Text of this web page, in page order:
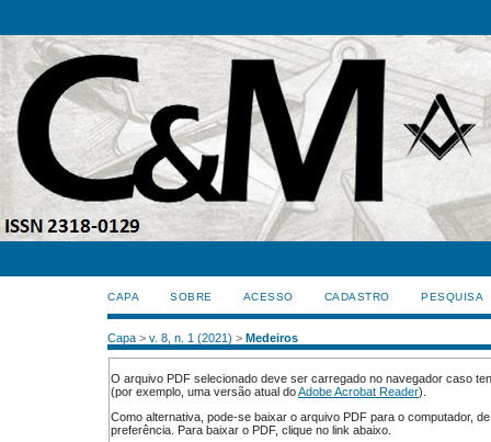
CAPA SOBRE ACESSO CADASTRO PESQUISA
Capa > v. 8, n. 1 (2021) > Medeiros
O arquivo PDF selecionado deve ser carregado no navegador caso
(por exemplo, uma versão atual doAdobe Acrobat Reader).
Como alternativa, pode-se baixar o arquivo PDF para o computador,
preferência. Para baixar o PDF, clique no link abaixo.